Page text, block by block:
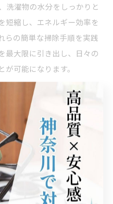
洗濯物の水分をしっかりと
短縮し、エネルギー効率を
らの簡単な掃除手順を実践
最大限に引き出し、日々の
可能になります。
掃の簡単ガイド
グ手順
グは、初心者でも簡単に行
、電源を切り、安全を確